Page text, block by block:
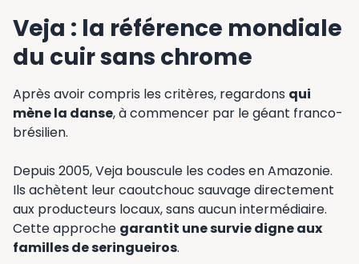
Veja : la référence mondiale
du cuir sans chrome
Après avoir compris les critères, regardons qui
mène la danse, à commencer par le géant franco-
brésilien.
Depuis 2005, Veja bouscule les codes en Amazonie.
Ils achètent leur caoutchouc sauvage directement
aux producteurs locaux, sans aucun intermédiaire.
Cette approche garantit une survie digne aux
familles de seringueiros.